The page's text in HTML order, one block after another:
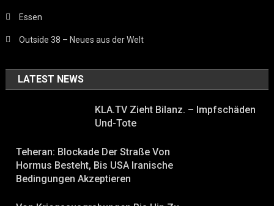
Essen
Outside 38 – Neues aus der Welt
LATEST NEWS
KLA.TV Zieht Bilanz. – Impfschäden
Und-Tote
Teheran: Blockade Der Straße Von
Hormus Besteht, Bis USA Iranische
Bedingungen Akzeptieren